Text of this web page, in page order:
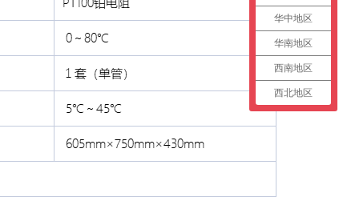
华中地区
华南地区
西南地区
西北地区